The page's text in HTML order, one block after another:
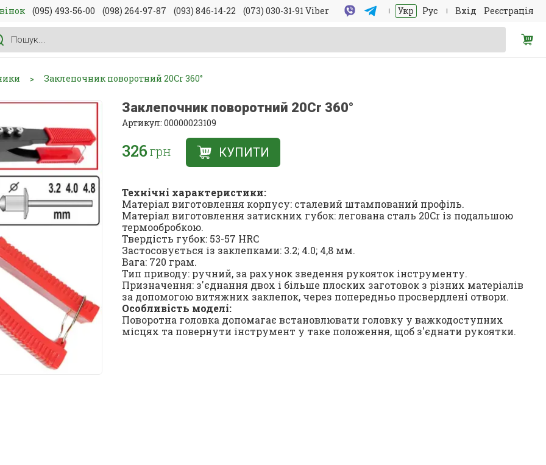
(095) 493-56-00 (098) 264-97-87 (093) 846-14-22 (073) 030-31-91 Viber Укр Рус Вхід Реєстрація
> Заклепочник поворотний 20Cr 360°
Заклепочник поворотний 20Cr 360°
Артикул: 00000023109
326грн КУПИТИ
Технічні характеристики:
Матеріал виготовлення корпусу: сталевий штампований профіль.
Матеріал виготовлення затискних губок: легована сталь 20Cr із подальшою
термообробкою.
Твердість губок: 53-57 HRC
Застосовується із заклепками: 3.2; 4.0; 4,8 мм.
Вага: 720 грам.
Тип приводу: ручний, за рахунок зведення рукояток інструменту.
Призначення: з'єднання двох і більше плоских заготовок з різних матеріалів
за допомогою витяжних заклепок, через попередньо просвердлені отвори.
Особливість моделі:
Поворотна головка допомагає встановлювати головку у важкодоступних
місцях та повернути інструмент у таке положення, щоб з'єднати рукоятки.